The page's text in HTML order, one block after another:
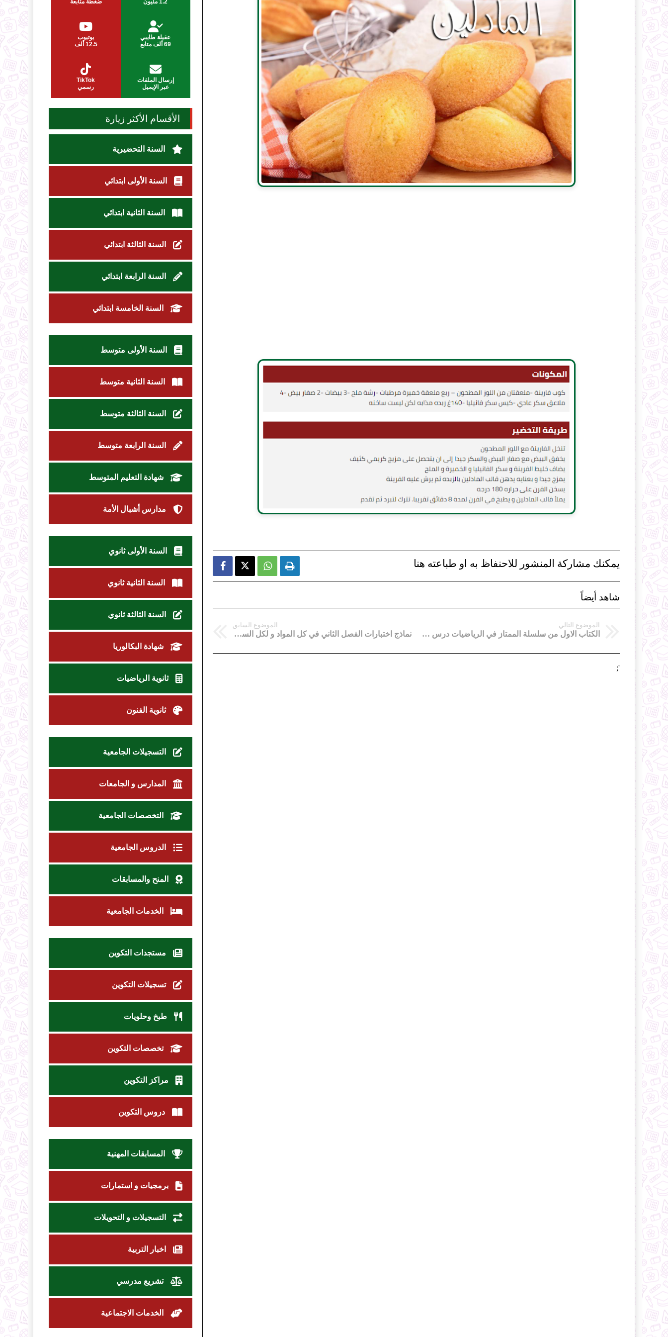
يمكنك مشاركة المنشور للاحنفاظ به او طباعته هنا   
شاهد أيضاً
الموضوع التالي
الكتاب الاول من سلسلة الممتاز في الرياضيات درس مفصل وتمارين محلولة للاستاذ ساعد
الموضوع السابق
نماذج اختبارات الفصل الثاني في كل المواد و لكل السنوات
';
عقيلة طايبي
69 ألف متابع
يوتيوب
12.5 ألف
إرسال الملفات
عبر الإيميل
TikTok
رسمي
الأقسام الأكثر زيارة
السنة التحضيرية
السنة الأولى ابتدائي
السنة الثانية ابتدائي
السنة الثالثة ابتدائي
السنة الرابعة ابتدائي
السنة الخامسة ابتدائي
السنة الأولى متوسط
السنة الثانية متوسط
السنة الثالثة متوسط
السنة الرابعة متوسط
شهادة التعليم المتوسط
مدارس أشبال الأمة
السنة الأولى ثانوي
السنة الثانية ثانوي
السنة الثالثة ثانوي
شهادة البكالوريا
ثانوية الرياضيات
ثانوية الفنون
التسجيلات الجامعية
المدارس و الجامعات
التخصصات الجامعية
الدروس الجامعية
المنح والمسابقات
الخدمات الجامعية
مستجدات التكوين
تسجيلات التكوين
طبخ وحلويات
تخصصات التكوين
مراكز التكوين
دروس التكوين
المسابقات المهنية
برمجيات و استمارات
التسجيلات و التحويلات
اخبار التربية
تشريع مدرسي
الخدمات الاجتماعية